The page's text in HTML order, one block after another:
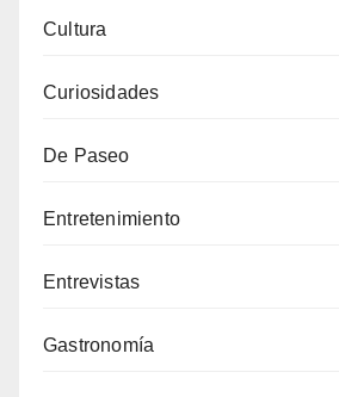
Cultura
Curiosidades
De Paseo
Entretenimiento
Entrevistas
Gastronomía